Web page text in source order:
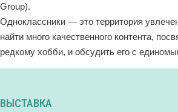
Group).
Одноклассники — это территория
найти много качественного контента,
редкому хобби, и обсудить его с
ВЫСТАВКА